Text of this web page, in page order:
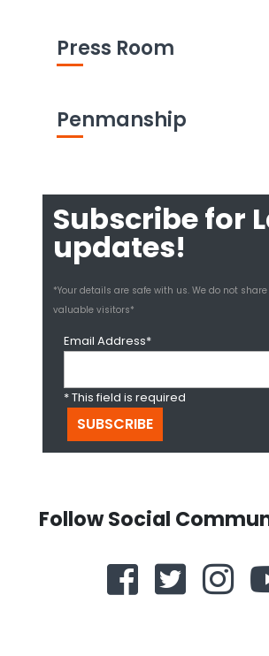
Press Room
Penmanship
Subscribe for
updates!
*Your details are safe with us. We do not
valuable visitors*
Email Address*
* This field is required
Follow Social